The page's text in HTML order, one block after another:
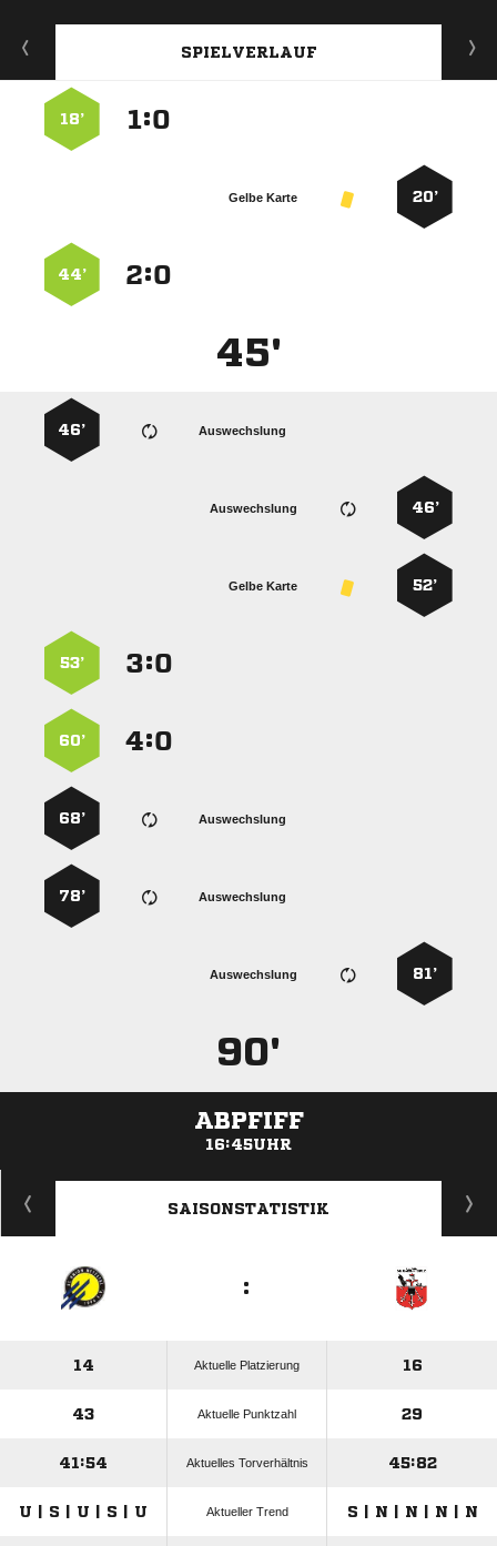
SPIELVERLAUF
:
18’
20’
Gelbe Karte
:
44’
45'
Auswechslung
46’
46’
Auswechslung
52’
Gelbe Karte
:
53’
:
60’
Auswechslung
68’
Auswechslung
78’
81’
Auswechslung
90'
ABPFIFF
16:45UHR
ANZEIGE
SAISONSTATISTIK
:
14 Aktuelle Platzierung 16
43 Aktuelle Punktzahl 29
41:54 Aktuelles Torverhältnis 45:82
U | S | U | S | U Aktueller Trend S | N | N | N | N